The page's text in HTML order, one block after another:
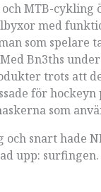
MTB-cykling
med
som spelare
Bn3ths
trots att
för hockeyn
som
snart hade
upp: surfingen.